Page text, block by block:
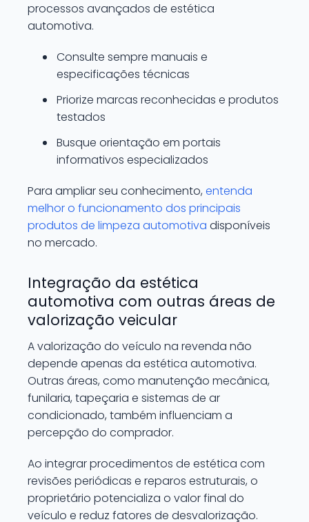
processos avançados de estética
automotiva.
Consulte sempre manuais e
especificações técnicas
Priorize marcas reconhecidas e produtos
testados
Busque orientação em portais
informativos especializados
Para ampliar seu conhecimento, entenda
melhor o funcionamento dos principais
produtos de limpeza automotiva disponíveis
no mercado.
Integração da estética
automotiva com outras áreas de
valorização veicular
A valorização do veículo na revenda não
depende apenas da estética automotiva.
Outras áreas, como manutenção mecânica,
funilaria, tapeçaria e sistemas de ar
condicionado, também influenciam a
percepção do comprador.
Ao integrar procedimentos de estética com
revisões periódicas e reparos estruturais, o
proprietário potencializa o valor final do
veículo e reduz fatores de desvalorização.